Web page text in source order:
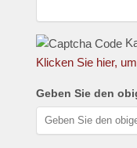
Klicken Sie hier,
Geben Sie den